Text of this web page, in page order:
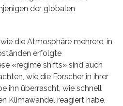
der globalen
die Atmosphäre mehrere, in
erfolgte
«regime shifts» sind auch
wie die Forscher in ihrer
ihn überrascht, wie schnell
Klimawandel reagiert habe,